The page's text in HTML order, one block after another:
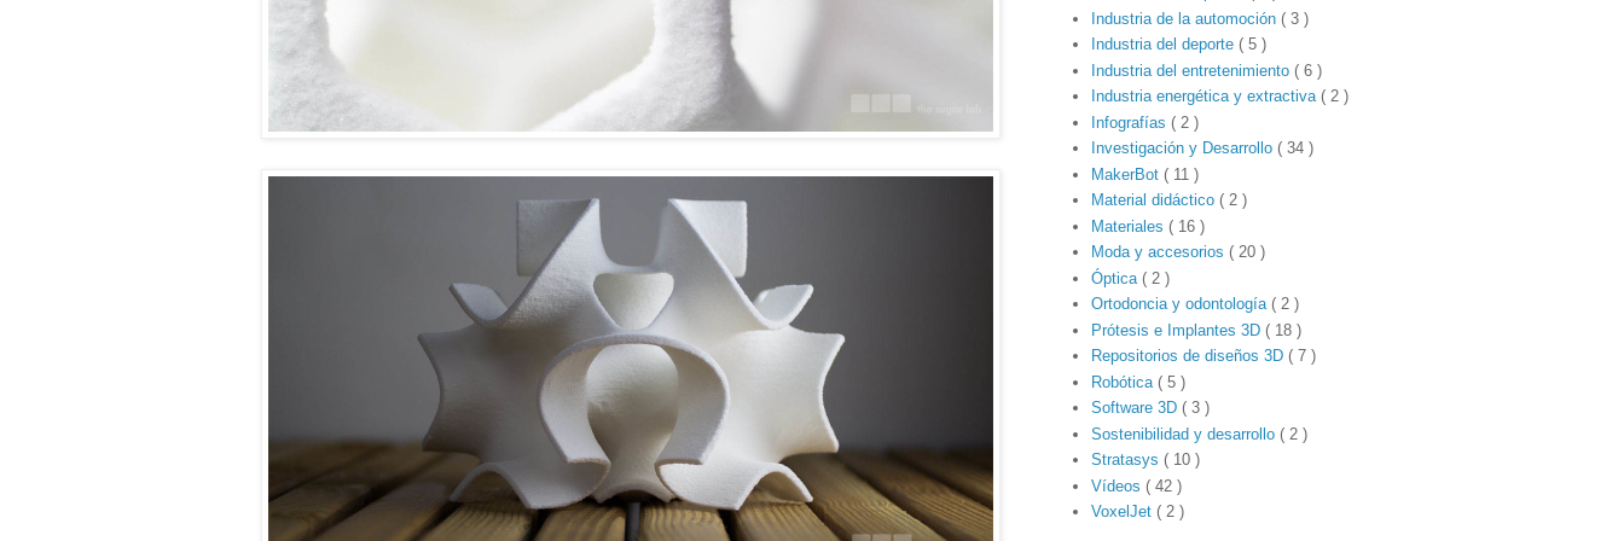
Industria de la automoción( 3 )
Industria del deporte( 5 )
Industria del entretenimiento( 6 )
Industria energética y extractiva( 2 )
Infografías( 2 )
Investigación y Desarrollo( 34 )
MakerBot( 11 )
Material didáctico( 2 )
Materiales( 16 )
Moda y accesorios( 20 )
Óptica( 2 )
Ortodoncia y odontología( 2 )
Prótesis e Implantes 3D( 18 )
Repositorios de diseños 3D( 7 )
Robótica( 5 )
Software 3D( 3 )
Sostenibilidad y desarrollo( 2 )
Stratasys( 10 )
Vídeos( 42 )
VoxelJet( 2 )